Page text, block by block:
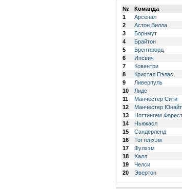
№ Команда
1
Арсенал
2
Астон Вилла
3
Борнмут
4
Брайтон
5
Брентфорд
6
Ипсвич
7
Ковентри
8
Кристал Пэлас
9
Ливерпуль
10
Лидс
11
Манчестер Сити
12
Манчестер
13
Ноттингем Форест
14
Ньюкасл
15
Сандерленд
16
Тоттенхэм
17
Фулхэм
18
Халл
19
Челси
20
Эвертон